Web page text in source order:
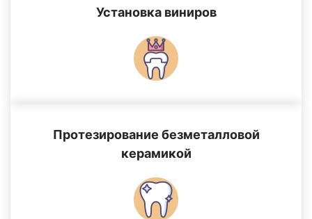
Установка виниров
Протезирование безметалловой
керамикой